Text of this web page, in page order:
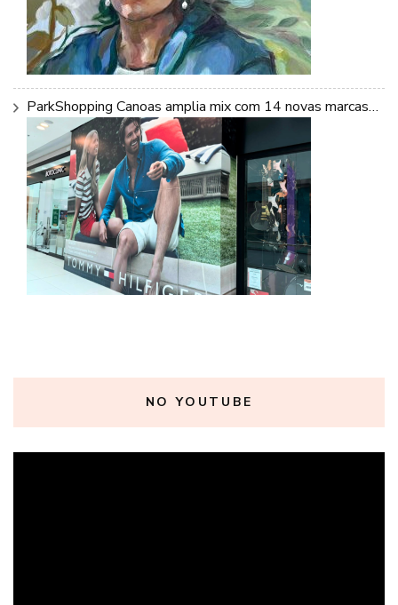
ParkShopping Canoas amplia mix com 14 novas marcas…
NO YOUTUBE